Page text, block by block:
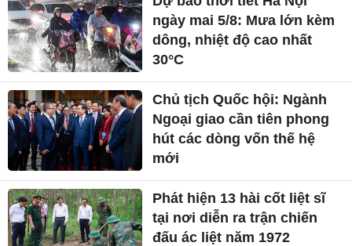
ngày mai 5/8: Mưa lớn kèm
dông, nhiệt độ cao nhất
30°C
Chủ tịch Quốc hội: Ngành
Ngoại giao cần tiên phong
hút các dòng vốn thế hệ
mới
Phát hiện 13 hài cốt liệt sĩ
tại nơi diễn ra trận chiến
đấu ác liệt năm 1972